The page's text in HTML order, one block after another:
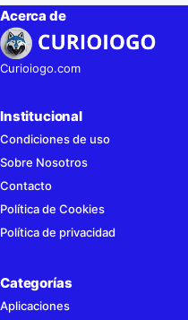
Acerca de
Curioiogo.com
Institucional
Condiciones de uso
Sobre Nosotros
Contacto
Política de Cookies
Política de privacidad
Categorías
Aplicaciones